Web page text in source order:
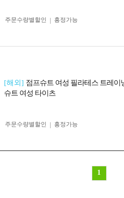
주문수량별할인 흥정가능
[해외] 점프슈트 여성 필라테스 트레이
슈트 여성 타이츠
주문수량별할인 흥정가능
1